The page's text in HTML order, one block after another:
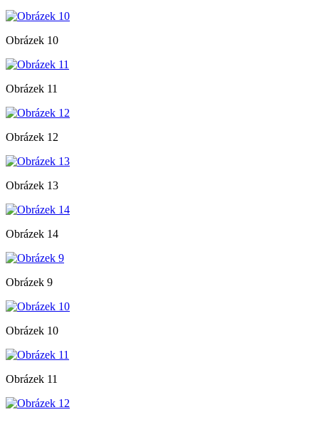
Obrázek 10
Obrázek 11
Obrázek 12
Obrázek 13
Obrázek 14
Obrázek 9
Obrázek 10
Obrázek 11